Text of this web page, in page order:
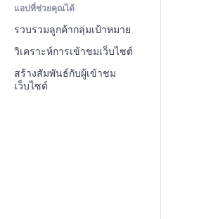
อากาศ
แผนภูมิ & ตาราง
CRM
แอปที่ช่วยคุณได้
รวบรวมลูกค้ากลุ่มเป้าหมาย
วิเคราะห์การเข้าชมเว็บไซต์
สร้างสัมพันธ์กับผู้เข้าชม
เว็บไซต์